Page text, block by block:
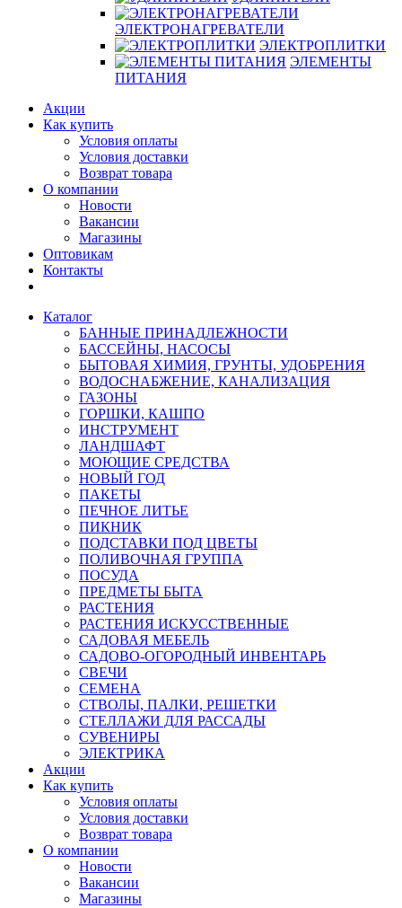
ЭЛЕКТРОНАГРЕВАТЕЛИ
ЭЛЕКТРОПЛИТКИ
ЭЛЕМЕНТЫ
ПИТАНИЯ
Акции
Как купить
Условия оплаты
Условия доставки
Возврат товара
О компании
Новости
Вакансии
Магазины
Оптовикам
Контакты
Каталог
БАННЫЕ ПРИНАДЛЕЖНОСТИ
БАССЕЙНЫ, НАСОСЫ
БЫТОВАЯ ХИМИЯ, ГРУНТЫ, УДОБРЕНИЯ
ВОДОСНАБЖЕНИЕ, КАНАЛИЗАЦИЯ
ГАЗОНЫ
ГОРШКИ, КАШПО
ИНСТРУМЕНТ
ЛАНДШАФТ
МОЮЩИЕ СРЕДСТВА
НОВЫЙ ГОД
ПАКЕТЫ
ПЕЧНОЕ ЛИТЬЕ
ПИКНИК
ПОДСТАВКИ ПОД ЦВЕТЫ
ПОЛИВОЧНАЯ ГРУППА
ПОСУДА
ПРЕДМЕТЫ БЫТА
РАСТЕНИЯ
РАСТЕНИЯ ИСКУССТВЕННЫЕ
САДОВАЯ МЕБЕЛЬ
САДОВО-ОГОРОДНЫЙ ИНВЕНТАРЬ
СВЕЧИ
СЕМЕНА
СТВОЛЫ, ПАЛКИ, РЕШЕТКИ
СТЕЛЛАЖИ ДЛЯ РАССАДЫ
СУВЕНИРЫ
ЭЛЕКТРИКА
Акции
Как купить
Условия оплаты
Условия доставки
Возврат товара
О компании
Новости
Вакансии
Магазины